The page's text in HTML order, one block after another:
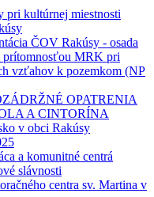
pri kultúrnej miestnosti
ČOV Rakúsy - osada
prítomnosťou MRK pri
vzťahov k pozemkom (NP
OPATRENIA
A CINTORÍNA
v obci Rakúsy
a komunitné centrá
slávnosti
centra sv. Martina v